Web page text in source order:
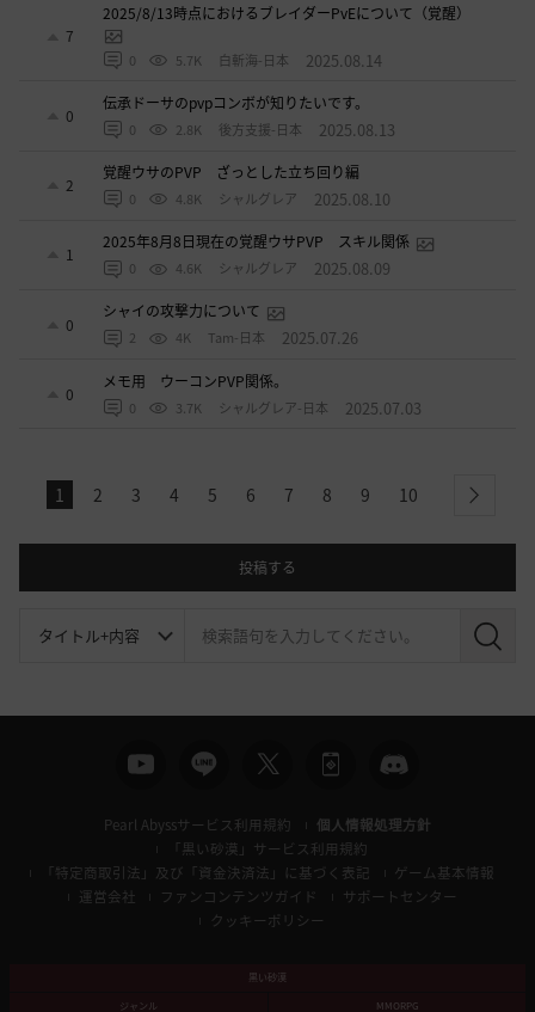
7
2025/8/13時点におけるブレイダーPvEについて（覚醒）
0 5.7K 白斬海-日本 2025.08.14
0
伝承ドーサのpvpコンボが知りたいです。
0 2.8K 後方支援-日本 2025.08.13
2
覚醒ウサのPVP ざっとした立ち回り編
0 4.8K シャルグレア 2025.08.10
1
2025年8月8日現在の覚醒ウサPVP スキル関係
0 4.6K シャルグレア 2025.08.09
0
シャイの攻撃力について
2 4K Tam-日本 2025.07.26
0
メモ用 ウーコンPVP関係。
0 3.7K シャルグレア-日本 2025.07.03
1 2 3 4 5 6 7 8 9 10 next
投稿する
検
Pearl Abyssサービス利用規約
個人情報処理方針
「黒い砂漠」サービス利用規約
「特定商取引法」及び「資金決済法」に基づく表記
ゲーム基本情報
運営会社
ファンコンテンツガイド
サポートセンター
クッキーポリシー
黒い砂漠
ジャンル
MMORPG